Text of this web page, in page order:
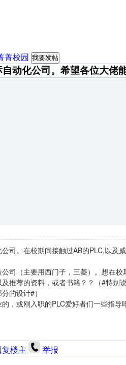
菁校园 我要发帖
动化公司。希望各位大佬
司。在校期间接触过AB的PLC,以及
司（主要用西门子，三菱）。想在
推荐的资料，或者书籍？？（#特
的设计#）
或刚入职的PLC爱好者们一些指导
复楼主 举报